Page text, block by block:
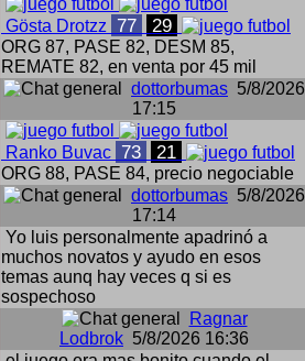
Gösta Drotzz 77 29
ORG 87, PASE 82, DESM 85,
REMATE 82, en venta por 45 mil
dottorbumas 5/8/2026
17:15
Ranko Buvac 73 21
ORG 88, PASE 84, precio negociable
dottorbumas 5/8/2026
17:14
Yo luis personalmente apadrinó a
muchos novatos y ayudo en esos
temas aunq hay veces q si es
sospechoso
Ragnar
Lodbrok 5/8/2026 16:36